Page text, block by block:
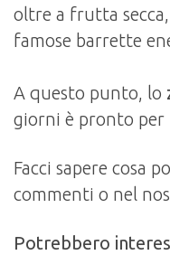
oltre a frutta
famose barrette
A questo punto, lo
giorni è pronto per
Facci sapere cosa
commenti o nel
Potrebbero